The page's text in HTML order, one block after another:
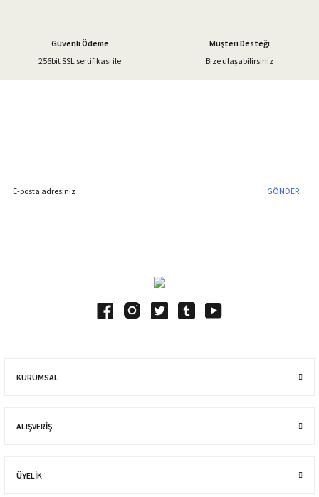
Gönder
Güvenli Ödeme
256bit SSL sertifikası ile
Müşteri Desteği
Bize ulaşabilirsiniz
GÖNDER
KURUMSAL
ALIŞVERIŞ
ÜYELİK